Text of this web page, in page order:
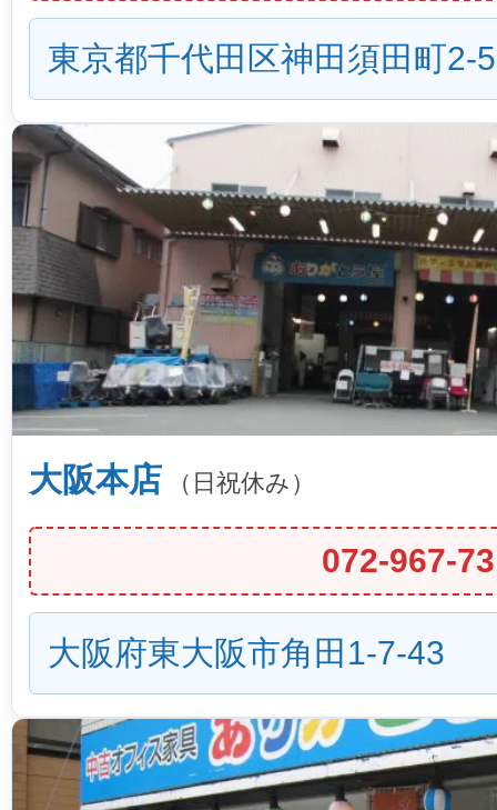
東京都千代田区神田須田町2-
大阪本店 （日祝休み）
072-967-
大阪府東大阪市角田1-7-43